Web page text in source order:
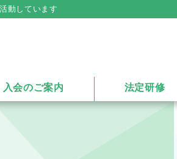
動しています
入会のご案内 法定研修